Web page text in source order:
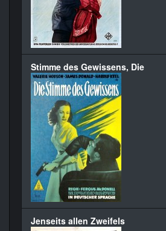
Stimme des Gewissens, Die
Jenseits allen Zweifels